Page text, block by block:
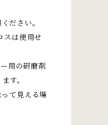
ださい。
スは使用せ
用の研磨剤
す。
て見える場